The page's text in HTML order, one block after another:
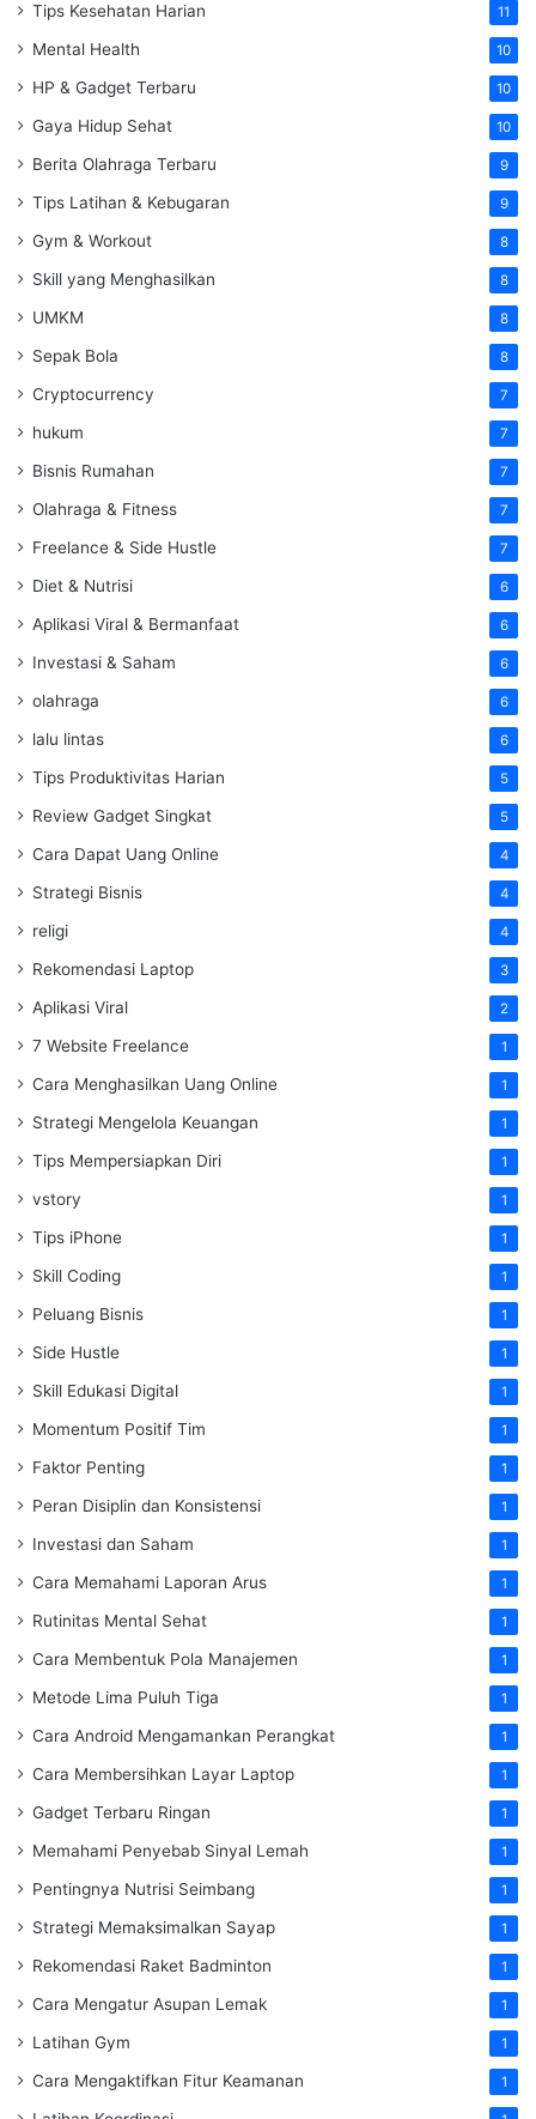
Tips Kesehatan Harian 11
Mental Health 10
HP & Gadget Terbaru 10
Gaya Hidup Sehat 10
Berita Olahraga Terbaru 9
Tips Latihan & Kebugaran 9
Gym & Workout 8
Skill yang Menghasilkan 8
UMKM 8
Sepak Bola 8
Cryptocurrency 7
hukum 7
Bisnis Rumahan 7
Olahraga & Fitness 7
Freelance & Side Hustle 7
Diet & Nutrisi 6
Aplikasi Viral & Bermanfaat 6
Investasi & Saham 6
olahraga 6
lalu lintas 6
Tips Produktivitas Harian 5
Review Gadget Singkat 5
Cara Dapat Uang Online 4
Strategi Bisnis 4
religi 4
Rekomendasi Laptop 3
Aplikasi Viral 2
7 Website Freelance 1
Cara Menghasilkan Uang Online 1
Strategi Mengelola Keuangan 1
Tips Mempersiapkan Diri 1
vstory 1
Tips iPhone 1
Skill Coding 1
Peluang Bisnis 1
Side Hustle 1
Skill Edukasi Digital 1
Momentum Positif Tim 1
Faktor Penting 1
Peran Disiplin dan Konsistensi 1
Investasi dan Saham 1
Cara Memahami Laporan Arus 1
Rutinitas Mental Sehat 1
Cara Membentuk Pola Manajemen 1
Metode Lima Puluh Tiga 1
Cara Android Mengamankan Perangkat 1
Cara Membersihkan Layar Laptop 1
Gadget Terbaru Ringan 1
Memahami Penyebab Sinyal Lemah 1
Pentingnya Nutrisi Seimbang 1
Strategi Memaksimalkan Sayap 1
Rekomendasi Raket Badminton 1
Cara Mengatur Asupan Lemak 1
Latihan Gym 1
Cara Mengaktifkan Fitur Keamanan 1